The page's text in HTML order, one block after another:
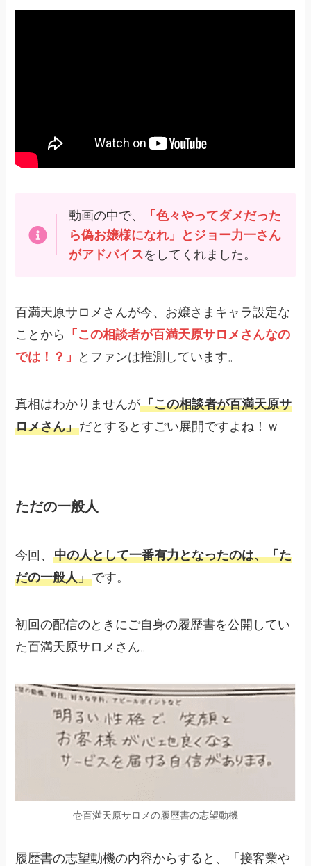
動画の中で、
「色々やってダメだった
ら偽お嬢様になれ」とジョー力一さん
がアドバイス をしてくれました。
百満天原サロメさんが今、お嬢さまキャラ設定な
ことから
「この相談者が百満天原サロメさんなの
では！？」
とファンは推測しています。
真相はわかりませんが「この相談者が百満天原サ
ロメさん」だとするとすごい展開ですよね！ｗ
ただの一般人
今回、中の人として一番有力となったのは、「た
だの一般人」です。
初回の配信のときにご自身の履歴書を公開してい
た百満天原サロメさん。
壱百満天原サロメの履歴書の志望動機
履歴書の志望動機の内容からすると、「接客業や